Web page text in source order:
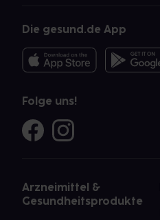
Die gesund.de App
Folge uns!
Arzneimittel &
Gesundheitsprodukte